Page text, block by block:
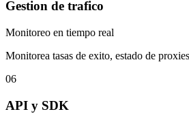
Gestion de trafico
Monitoreo en tiempo real
Monitorea tasas de exito, estado de
06
API y SDK